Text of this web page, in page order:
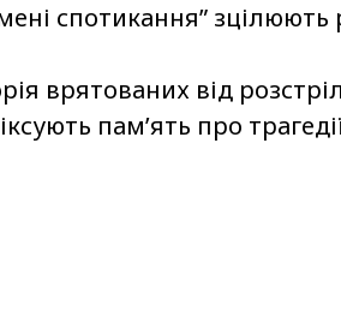
спотикання” зцілюють
врятованих від
памʼять про